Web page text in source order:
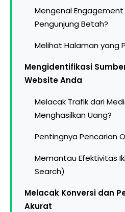
Mengenal
Pengunjung Betah?
Melihat Halaman yang
Mengidentifikasi
Website Anda
Melacak Trafik dari
Menghasilkan Uang?
Pentingnya Pencarian
Memantau Efektivitas
Search)
Melacak Konversi dan
Akurat